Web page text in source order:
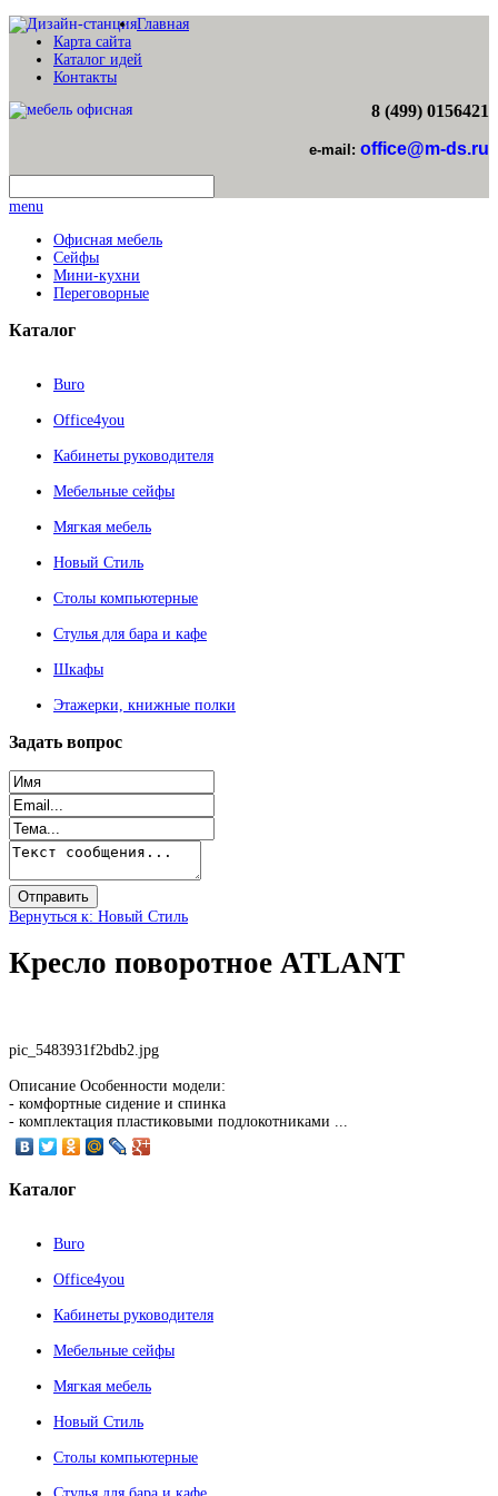
Главная
Карта сайта
Каталог идей
Контакты
8 (499) 0156421
e-mail: office@m-ds.ru
menu
Офисная мебель
Сейфы
Мини-кухни
Переговорные
Каталог
Buro
Office4you
Кабинеты руководителя
Мебельные сейфы
Мягкая мебель
Новый Стиль
Столы компьютерные
Стулья для бара и кафе
Шкафы
Этажерки, книжные полки
Задать вопрос
Вернуться к: Новый Стиль
Кресло поворотное ATLANT
pic_5483931f2bdb2.jpg
Описание Особенности модели:
- комфортные сидение и спинка
- комплектация пластиковыми подлокотниками ...
Каталог
Buro
Office4you
Кабинеты руководителя
Мебельные сейфы
Мягкая мебель
Новый Стиль
Столы компьютерные